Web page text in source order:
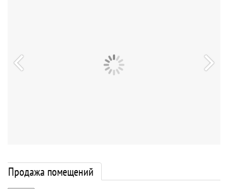
Продажа помещений